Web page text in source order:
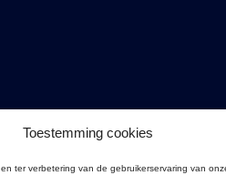
Toestemming cookies
ter verbetering van de gebruikerservaring van